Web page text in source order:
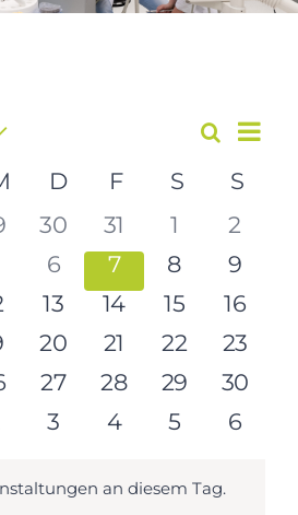
Suche
Suche
Monat
Mittwoch
DDonnerstag
F Freitag
S Samstag
S
30 31 1
2
6 7 8
9
13 14 15
16
20 21 22
23
27 28 29
30
3 4 5 6
an diesem Tag.